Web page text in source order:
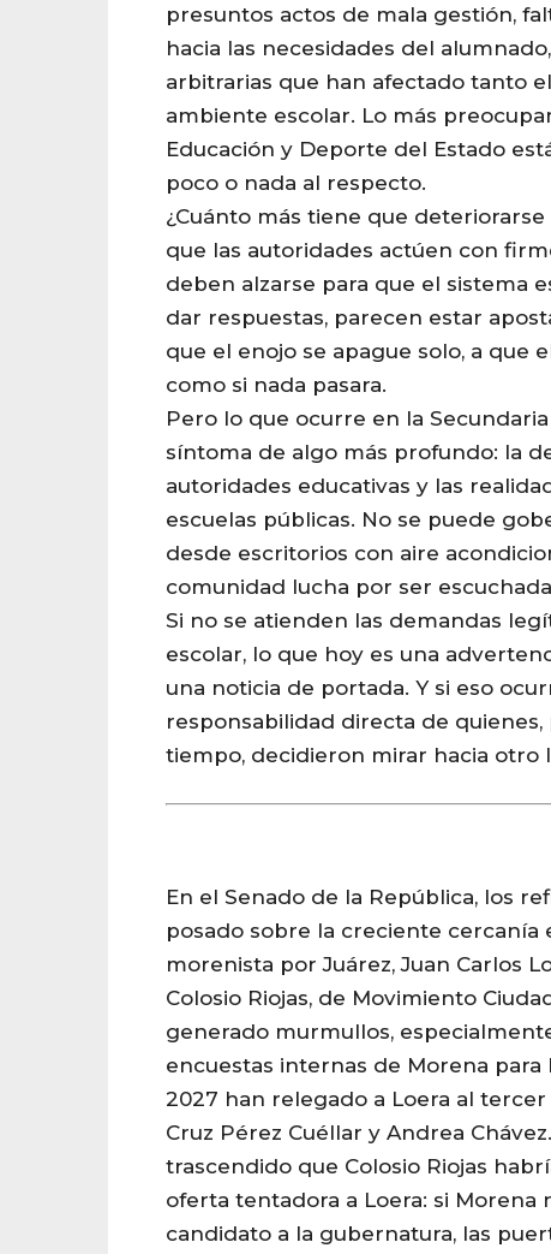
presuntos actos de mala gestión,
hacia las necesidades del
arbitrarias que han afectado tanto
ambiente escolar. Lo más
Educación y Deporte del Estado
poco o nada al respecto.
¿Cuánto más tiene que
que las autoridades actúen con
deben alzarse para que el sistema
dar respuestas, parecen estar
que el enojo se apague solo, a que
como si nada pasara.
Pero lo que ocurre en la Secundaria
síntoma de algo más profundo: la
autoridades educativas y las
escuelas públicas. No se puede
desde escritorios con aire
comunidad lucha por ser
Si no se atienden las demandas
escolar, lo que hoy es una
una noticia de portada. Y si eso
responsabilidad directa de
tiempo, decidieron mirar hacia otro
En el Senado de la República, los
posado sobre la creciente cercanía
morenista por Juárez, Juan Carlos
Colosio Riojas, de Movimiento
generado murmullos,
encuestas internas de Morena para
2027 han relegado a Loera al
Cruz Pérez Cuéllar y Andrea
trascendido que Colosio Riojas
oferta tentadora a Loera: si Morena
candidato a la gubernatura, las